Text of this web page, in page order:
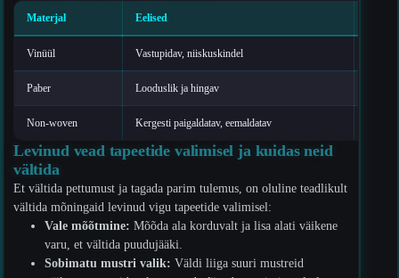
Materjal Eelised
Vinüül Vastupidav, niiskuskindel
Paber Looduslik ja hingav
Non-woven Kergesti paigaldatav, eemaldatav
Levinud vead tapeetide valimisel ja kuidas neid
vältida
Et vältida pettumust ja tagada parim tulemus, on oluline teadlikult
vältida mõningaid levinud vigu tapeetide valimisel:
Vale mõõtmine: Mõõda ala korduvalt ja lisa alati väikene
varu, et vältida puudujääki.
Sobimatu mustri valik: Väldi liiga suuri mustreid